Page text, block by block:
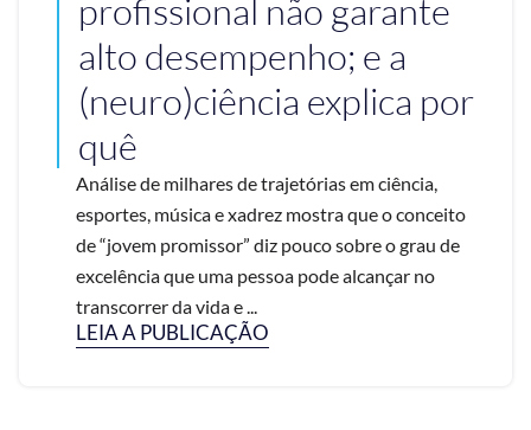
profissional não garante
alto desempenho; e a
(neuro)ciência explica por
quê
Análise de milhares de trajetórias em ciência,
esportes, música e xadrez mostra que o conceito
de “jovem promissor” diz pouco sobre o grau de
excelência que uma pessoa pode alcançar no
transcorrer da vida e ...
LEIA A PUBLICAÇÃO